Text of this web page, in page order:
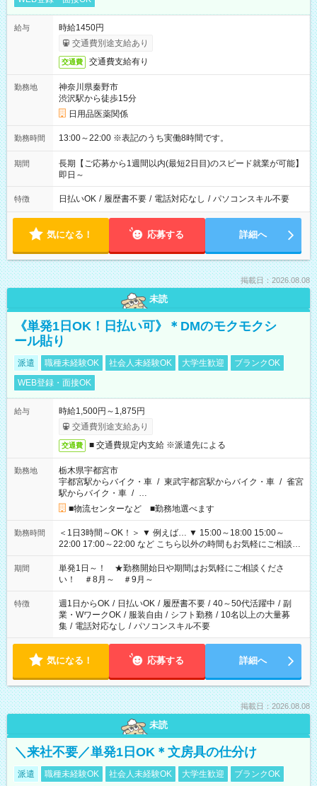
給与
時給1450円
交通費別途支給あり
交通費 交通費支給有り
勤務地
神奈川県秦野市
渋沢駅から徒歩15分
日用品医薬関係
勤務時間 13:00～22:00 ※表記のうち実働8時間です。
期間
長期【ご応募から1週間以内(最短2日目)のスピード就業が可能】
即日～
特徴 日払いOK / 履歴書不要 / 電話対応なし / パソコンスキル不要
気になる！ 応募する 詳細へ
掲載日：2026.08.08
未読
《単発1日OK！日払い可》＊DMのモクモクシ
ール貼り
派遣 職種未経験OK 社会人未経験OK 大学生歓迎
ブランクOK
WEB登録・面接OK
給与
時給1,500円～1,875円
交通費別途支給あり
交通費 ■ 交通費規定内支給 ※派遣先による
勤務地
栃木県宇都宮市
宇都宮駅からバイク・車 / 東武宇都宮駅からバイク・車 / 雀宮
駅からバイク・車 / …
■物流センターなど ■勤務地選べます
勤務時間
＜1日3時間～OK！＞ ▼ 例えば… ▼ 15:00～18:00 15:00～
22:00 17:00～22:00 など こちら以外の時間もお気軽にご相談く
ださい！
期間
単発1日～！ ★勤務開始日や期間はお気軽にご相談くださ
い！ ＃8月～ ＃9月～
特徴 週1日からOK / 日払いOK / 履歴書不要 / 40～50代活躍中 / 副
業・WワークOK / 服装自由 / シフト勤務 / 10名以上の大量募
集 / 電話対応なし / パソコンスキル不要
気になる！ 応募する 詳細へ
掲載日：2026.08.08
未読
＼来社不要／単発1日OK＊文房具の仕分け
派遣 職種未経験OK 社会人未経験OK 大学生歓迎
ブランクOK